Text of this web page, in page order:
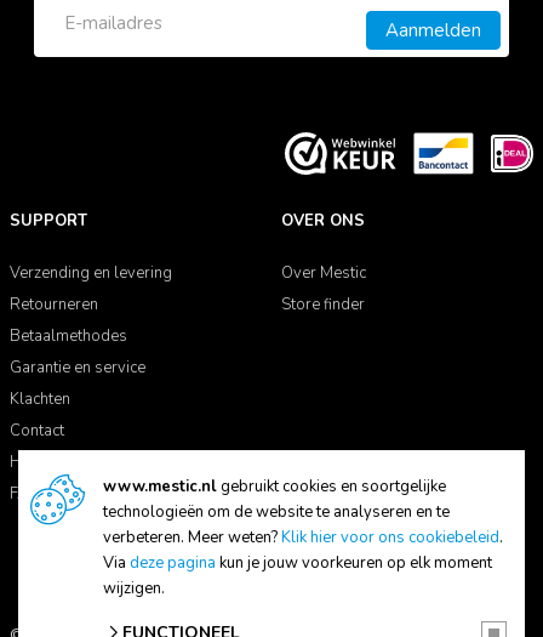
Aanmelden
SUPPORT
Verzending en levering
Retourneren
Betaalmethodes
Garantie en service
Klachten
Contact
Handleidingen
FAQ
OVER ONS
Over Mestic
Store finder
www.mestic.nlgebruikt cookies en soortgelijke
technologieën om de website te analyseren en te
verbeteren. Meer weten?Klik hier voor ons cookiebeleid.
Via deze pagina kun je jouw voorkeuren op elk moment
wijzigen.